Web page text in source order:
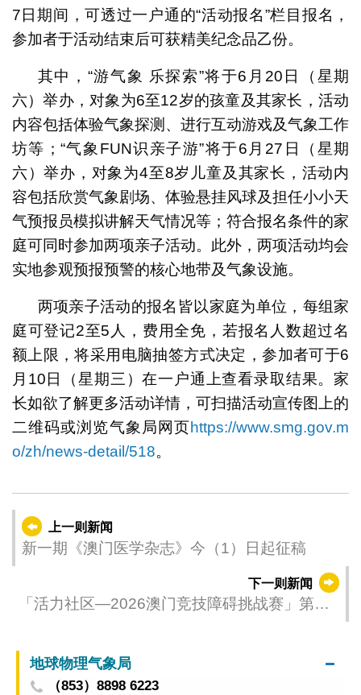
7日期间，可透过一户通的“活动报名”栏目报名，
参加者于活动结束后可获精美纪念品乙份。
其中，“游气象 乐探索”将于6月20日（星期
六）举办，对象为6至12岁的孩童及其家长，活动
内容包括体验气象探测、进行互动游戏及气象工作
坊等；“气象FUN识亲子游”将于6月27日（星期
六）举办，对象为4至8岁儿童及其家长，活动内
容包括欣赏气象剧场、体验悬挂风球及担任小小天
气预报员模拟讲解天气情况等；符合报名条件的家
庭可同时参加两项亲子活动。此外，两项活动均会
实地参观预报预警的核心地带及气象设施。
两项亲子活动的报名皆以家庭为单位，每组家
庭可登记2至5人，费用全免，若报名人数超过名
额上限，将采用电脑抽签方式决定，参加者可于6
月10日（星期三）在一户通上查看录取结果。家
长如欲了解更多活动详情，可扫描活动宣传图上的
二维码或浏览气象局网页https://www.smg.gov.m
o/zh/news-detail/518。
上一则新闻
新一期《澳门医学杂志》今（1）日起征稿
下一则新闻
「活力社区—2026澳门竞技障碍挑战赛」第一
地球物理气象局
（853）8898 6223